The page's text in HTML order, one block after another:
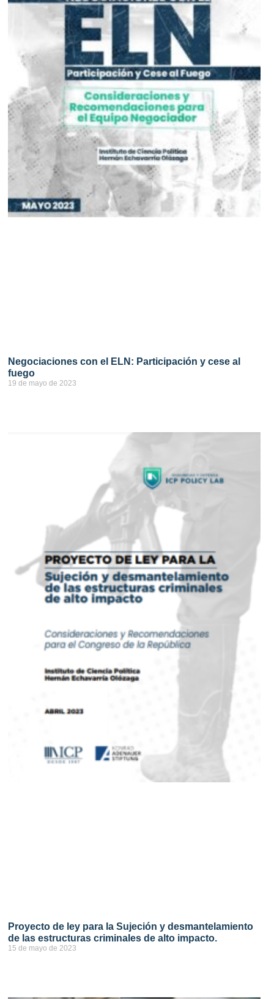
Negociaciones con el ELN: Participación y cese al
fuego
19 de mayo de 2023
Proyecto de ley para la Sujeción y desmantelamiento
de las estructuras criminales de alto impacto.
15 de mayo de 2023